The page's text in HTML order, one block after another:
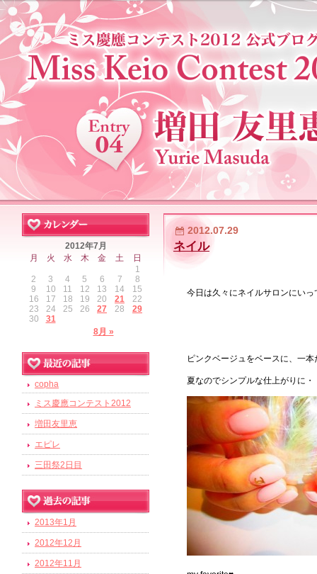
2012.07.29
ネイル
今日は久々にネイルサロンにいっ
ピンクベージュをベースに、一
夏なのでシンプルな仕上がりに・
2012年7月
月
火 水 木 金 土 日
8月 »
1
2
3 4 5 6 7
8
9
10 11 12 13 14
15
16
17 18 19 20 21
22
23
24 25 26 27 28
29
30
31
copha
ミス慶應コンテスト2012
増田友里恵
エピレ
三田祭2日目
2013年1月
2012年12月
2012年11月